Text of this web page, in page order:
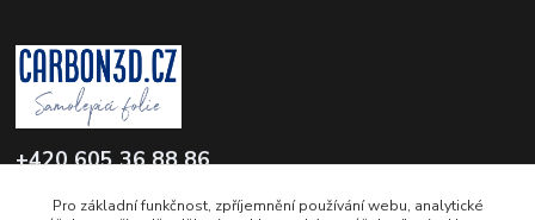
+420 605 36 88 86
Pro základní funkčnost, zpříjemnění používání webu, analytické